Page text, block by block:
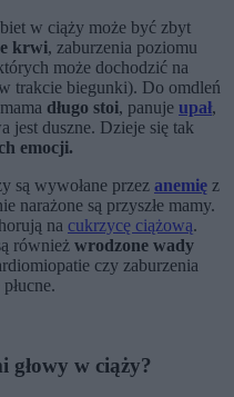
w ciąży może być zbyt
krwi, zaburzenia poziomu
może dochodzić na
trakcie biegunki). Do omdleń
długo stoi, panuje upał,
jest duszne. Dzieje się tak
emocji.
są wywołane przez anemię z
narażone są przyszłe mamy.
na cukrzycę ciążową.
również wrodzone wady
czy zaburzenia
głowy w ciąży?